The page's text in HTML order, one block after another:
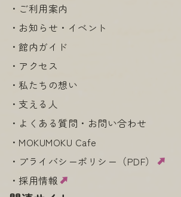
ご利用案内
お知らせ・イベント
館内ガイド
アクセス
私たちの想い
支える人
よくある質問・お問い合わせ
MOKUMOKU Cafe
プライバシーポリシー（PDF）
採用情報